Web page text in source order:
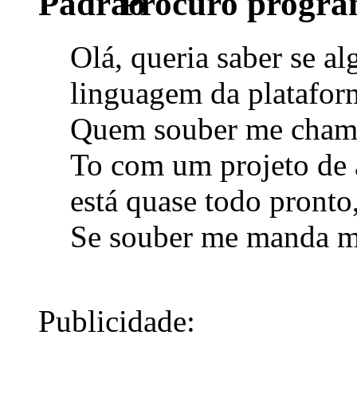
Olá, queria saber se
linguagem da
Quem souber me
To com um projeto
está quase todo
Se souber me manda
Publicidade: